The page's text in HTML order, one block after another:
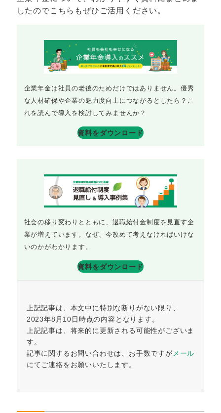
したのでこちらもぜひご活用ください。
企業年金は社員の老後のためだけではありません。優秀
な人材確保や企業の魅力度向上につながるとしたら？こ
れを読んで導入を検討してみませんか？
資料をダウンロード
社会の移り変わりとともに、退職給付金制度を見直す企
業が増えています。なぜ、今改めて考えなければいけな
いのかがわかります。
資料をダウンロード
上記記事は、本文中に特別な断りがない限り、
2023年8月10日時点の内容となります。
上記記事は、将来的に更新される可能性がございま
す。
記事に関するお問い合わせは、お手数ですが メール
にてご連絡をお願いいたします。